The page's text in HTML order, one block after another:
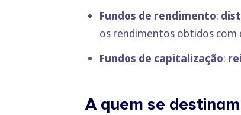
Fundos de rendimento:
os rendimentos obtidos com
Fundos de capitalização:
A quem se